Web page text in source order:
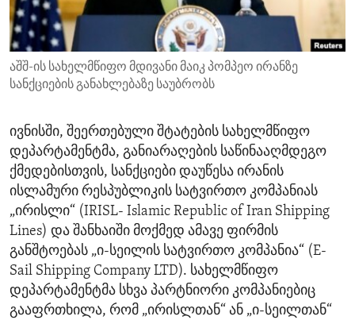
ENVIRONMENT AND HEALTH
IDEALS AND INSTITUTIONS
აშშ-ის სახელმწიფო მდივანი მაიკ პომპეო ირანზე
სანქციების განახლებაზე საუბრობს
ივნისში, შეერთებული შტატების სახელმწიფო
დეპარტამენტმა, განიარაღების საწინააღმდეგო
ქმედებისთვის, სანქციები დაუწესა ირანის
ისლამური რესპუბლიკის სატვირთო კომპანიას
„ირისლი“ (IRISL- Islamic Republic of Iran Shipping
Lines) და შანხაიში მოქმედ ამავე ფირმის
განშტოებას „ი-სეილის სატვირთო კომპანია“ (E-
Sail Shipping Company LTD). სახელმწიფო
დეპარტამენტმა სხვა პარტნიორი კომპანიებიც
გააფრთხილა, რომ „ირისლთან“ ან „ი-სეილთან“